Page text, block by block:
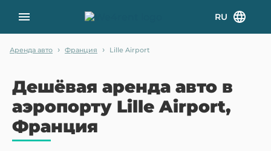
RU
Аренда авто › Франция › Lille Airport
Дешёвая аренда авто в
аэропорту Lille Airport,
Франция